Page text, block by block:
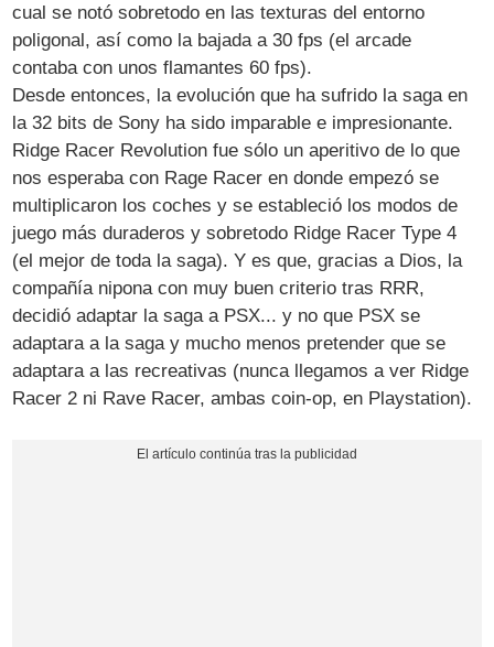
cual se notó sobretodo en las texturas del entorno
poligonal, así como la bajada a 30 fps (el arcade
contaba con unos flamantes 60 fps).
Desde entonces, la evolución que ha sufrido la saga en
la 32 bits de Sony ha sido imparable e impresionante.
Ridge Racer Revolution fue sólo un aperitivo de lo que
nos esperaba con Rage Racer en donde empezó se
multiplicaron los coches y se estableció los modos de
juego más duraderos y sobretodo Ridge Racer Type 4
(el mejor de toda la saga). Y es que, gracias a Dios, la
compañía nipona con muy buen criterio tras RRR,
decidió adaptar la saga a PSX... y no que PSX se
adaptara a la saga y mucho menos pretender que se
adaptara a las recreativas (nunca llegamos a ver Ridge
Racer 2 ni Rave Racer, ambas coin-op, en Playstation).